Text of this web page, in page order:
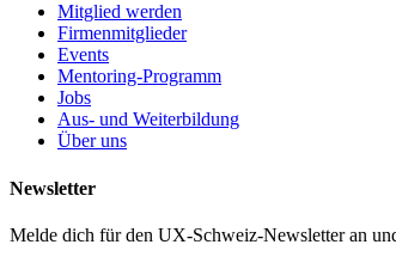
Mitglied werden
Firmenmitglieder
Events
Mentoring-Programm
Jobs
Aus- und Weiterbildung
Über uns
Newsletter
Melde dich für den UX-Schweiz-Newsletter an